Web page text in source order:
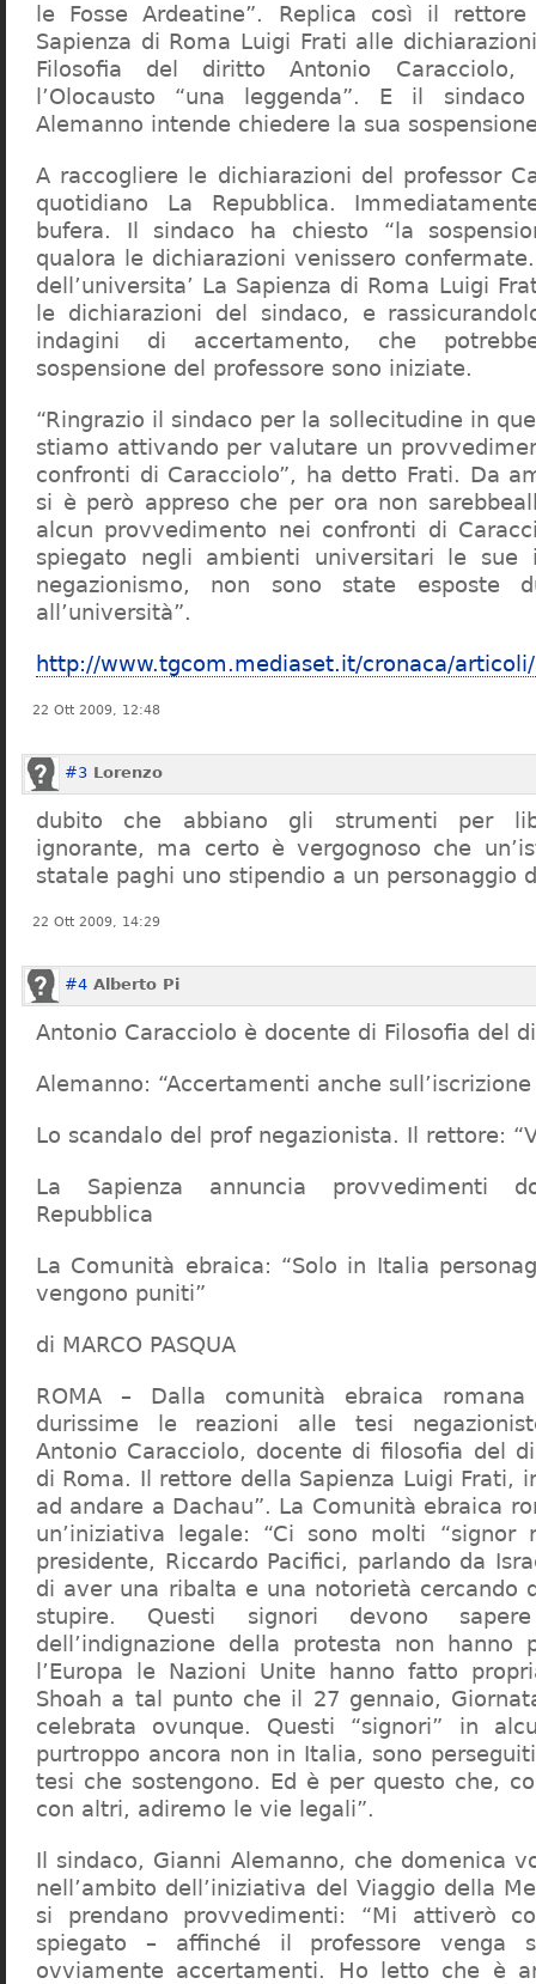
le Fosse Ardeatine”. Replica così il rettore
Sapienza di Roma Luigi Frati alle
Filosofia del diritto Antonio
l’Olocausto “una leggenda”. E il
Alemanno intende chiedere la sua
A raccogliere le dichiarazioni del professor
quotidiano La Repubblica.
bufera. Il sindaco ha chiesto “la
qualora le dichiarazioni venissero
dell’universita’ La Sapienza di Roma Luigi
le dichiarazioni del sindaco, e
indagini di accertamento, che
sospensione del professore sono iniziate.
“Ringrazio il sindaco per la sollecitudine in
stiamo attivando per valutare un
confronti di Caracciolo”, ha detto Frati. Da
si è però appreso che per ora non
alcun provvedimento nei confronti di
spiegato negli ambienti universitari le sue
negazionismo, non sono state esposte
all’università”.
http://www.tgcom.mediaset.it/cronaca/
22 Ott 2009, 12:48
#3 Lorenzo
dubito che abbiano gli strumenti per
ignorante, ma certo è vergognoso che
statale paghi uno stipendio a un personaggio
22 Ott 2009, 14:29
#4 Alberto Pi
Antonio Caracciolo è docente di Filosofia del
Alemanno: “Accertamenti anche
Lo scandalo del prof negazionista. Il rettore:
La Sapienza annuncia provvedimenti
Repubblica
La Comunità ebraica: “Solo in Italia
vengono puniti”
di MARCO PASQUA
ROMA – Dalla comunità ebraica
durissime le reazioni alle tesi
Antonio Caracciolo, docente di filosofia del
di Roma. Il rettore della Sapienza Luigi Frati,
ad andare a Dachau”. La Comunità ebraica
un’iniziativa legale: “Ci sono molti “signor
presidente, Riccardo Pacifici, parlando da
di aver una ribalta e una notorietà cercando
stupire. Questi signori devono
dell’indignazione della protesta non hanno
l’Europa le Nazioni Unite hanno fatto
Shoah a tal punto che il 27 gennaio,
celebrata ovunque. Questi “signori” in
purtroppo ancora non in Italia, sono
tesi che sostengono. Ed è per questo che,
con altri, adiremo le vie legali”.
Il sindaco, Gianni Alemanno, che domenica
nell’ambito dell’iniziativa del Viaggio della
si prendano provvedimenti: “Mi attiverò
spiegato – affinché il professore venga
ovviamente accertamenti. Ho letto che è